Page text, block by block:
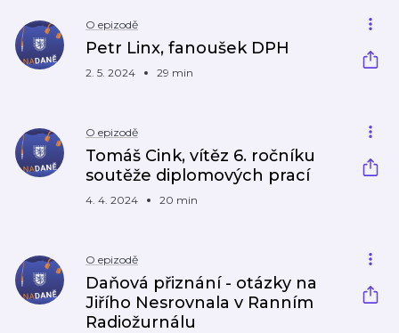
O epizodě
Petr Linx, fanoušek DPH
2. 5. 2024 29 min
O epizodě
Tomáš Cink, vítěz 6. ročníku
soutěže diplomových prací
4. 4. 2024 20 min
O epizodě
Daňová přiznání - otázky na
Jiřího Nesrovnala v Ranním
Radiožurnálu